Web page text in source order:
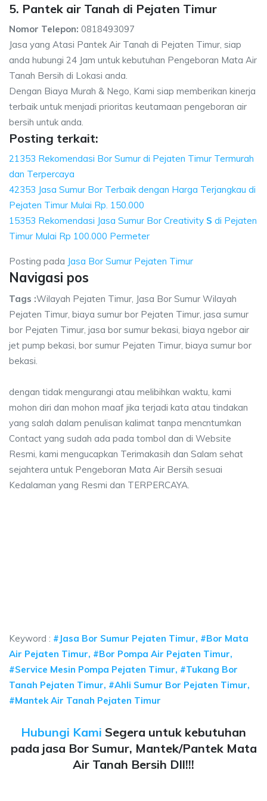
5. Pantek air Tanah di Pejaten Timur
Nomor Telepon: 0818493097
Jasa yang Atasi Pantek Air Tanah di Pejaten Timur, siap
anda hubungi 24 Jam untuk kebutuhan Pengeboran Mata Air
Tanah Bersih di Lokasi anda.
Dengan Biaya Murah & Nego, Kami siap memberikan kinerja
terbaik untuk menjadi prioritas keutamaan pengeboran air
bersih untuk anda.
Posting terkait:
21353 Rekomendasi Bor Sumur di Pejaten Timur Termurah
dan Terpercaya
42353 Jasa Sumur Bor Terbaik dengan Harga Terjangkau di
Pejaten Timur Mulai Rp. 150.000
15353 Rekomendasi Jasa Sumur Bor Creativity S di Pejaten
Timur Mulai Rp 100.000 Permeter
Posting pada Jasa Bor Sumur Pejaten Timur
Navigasi pos
Tags :Wilayah Pejaten Timur, Jasa Bor Sumur Wilayah
Pejaten Timur, biaya sumur bor Pejaten Timur, jasa sumur
bor Pejaten Timur, jasa bor sumur bekasi, biaya ngebor air
jet pump bekasi, bor sumur Pejaten Timur, biaya sumur bor
bekasi.
dengan tidak mengurangi atau melibihkan waktu, kami
mohon diri dan mohon maaf jika terjadi kata atau tindakan
yang salah dalam penulisan kalimat tanpa mencntumkan
Contact yang sudah ada pada tombol dan di Website
Resmi, kami mengucapkan Terimakasih dan Salam sehat
sejahtera untuk Pengeboran Mata Air Bersih sesuai
Kedalaman yang Resmi dan TERPERCAYA.
Keyword : #Jasa Bor Sumur Pejaten Timur, #Bor Mata
Air Pejaten Timur, #Bor Pompa Air Pejaten Timur,
#Service Mesin Pompa Pejaten Timur, #Tukang Bor
Tanah Pejaten Timur, #Ahli Sumur Bor Pejaten Timur,
#Mantek Air Tanah Pejaten Timur
Hubungi Kami Segera untuk kebutuhan
pada jasa Bor Sumur, Mantek/Pantek Mata
Air Tanah Bersih Dll!!!